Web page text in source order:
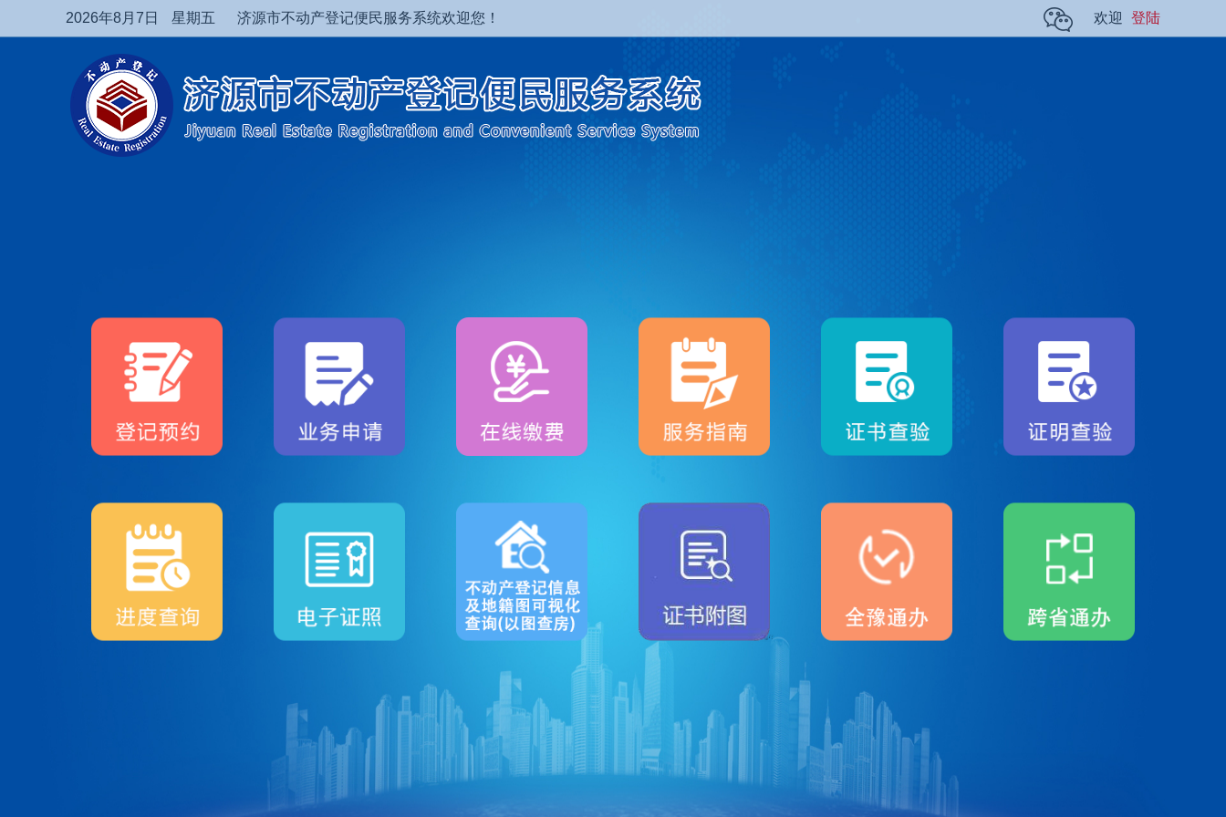
2026年8月7日 星期五 济源市不动产登记便民服务系统欢迎您！ 欢迎 登陆